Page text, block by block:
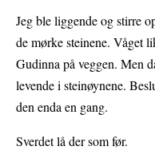
Jeg ble liggende og stirre
de mørke steinene. Våget
Gudinna på veggen. Men
levende i steinøynene.
den enda en gang.
Sverdet lå der som før.